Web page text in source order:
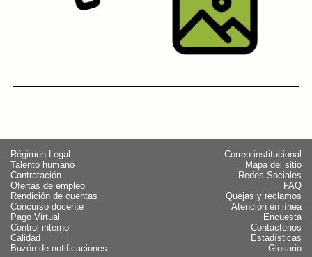
Régimen Legal
Talento humano
Contratación
Ofertas de empleo
Rendición de cuentas
Concurso docente
Pago Virtual
Control interno
Calidad
Buzón de notificaciones
Correo institucional
Mapa del sitio
Redes Sociales
FAQ
Quejas y reclamos
Atención en línea
Encuesta
Contáctenos
Estadísticas
Glosario